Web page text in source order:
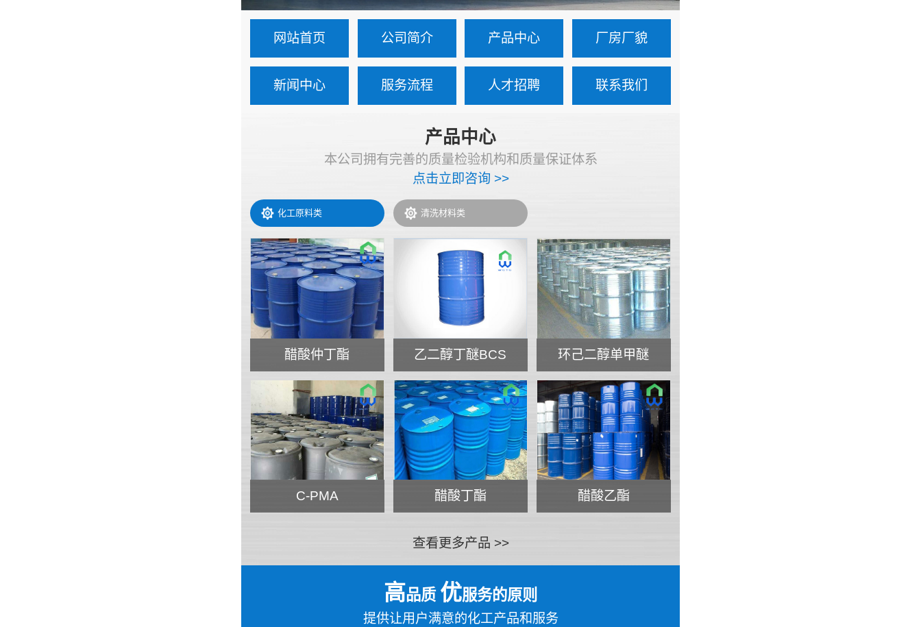
网站首页 公司简介 产品中心 厂房厂貌
新闻中心 服务流程 人才招聘 联系我们
产品中心
本公司拥有完善的质量检验机构和质量保证体系
点击立即咨询 >>
化工原料类 清洗材料类
醋酸仲丁酯 乙二醇丁醚BCS 环己二醇单甲醚
C-PMA 醋酸丁酯 醋酸乙酯
查看更多产品 >>
高品质 优服务的原则
提供让用户满意的化工产品和服务